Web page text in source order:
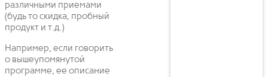
различными приемами
(будь то скидка, пробный
продукт и т.д.)
Например, если говорить
о вышеупомянутой
программе, ее описание